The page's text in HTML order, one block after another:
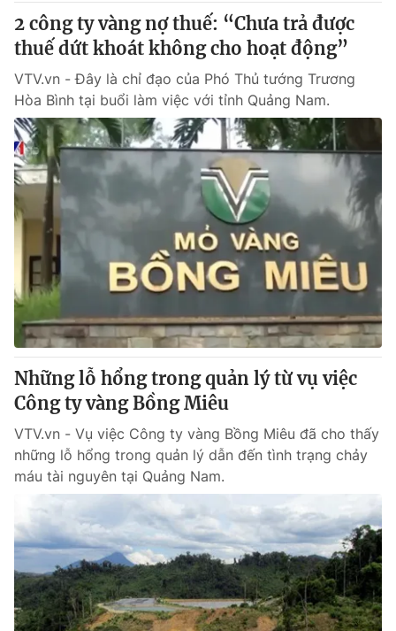
VTV4 Vươn mình bằng AI
VTV8
Liên hệ tòa soạn English
THỜI BÁO VTV
Theo dõi báo trên
Cơ quan chủ quản:
Cơ quan báo chí:Thời báo VTV
Giấy phép hoạt động báo in và báo điện tử số 483/GP-BTTTT
cấp ngày 29/12/2023
Tổng Biên tập:Vũ Thanh Thủy
Phó Tổng Biên tập: Nguyễn Thị Mỹ Hạnh, Phạm Quốc Thắng,
Nguyễn Trọng Ninh
Tổng đài VTV: 024.38 355 931 - 024.38 355 932
Ðiện thoại Thời báo VTV:024.66 897 897
Email:
toasoan@vtv.vn
Liên hệ quảng cáo:024-7300.7108
2 công ty vàng nợ thuế: “Chưa trả được
thuế dứt khoát không cho hoạt động”
VTV.vn - Đây là chỉ đạo của Phó Thủ tướng Trương
Hòa Bình tại buổi làm việc với tỉnh Quảng Nam.
Những lỗ hổng trong quản lý từ vụ việc
Công ty vàng Bồng Miêu
VTV.vn - Vụ việc Công ty vàng Bồng Miêu đã cho thấy
những lỗ hổng trong quản lý dẫn đến tình trạng chảy
máu tài nguyên tại Quảng Nam.